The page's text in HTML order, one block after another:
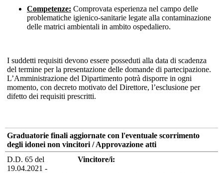
Competenze: Comprovata esperienza nel campo delle
problematiche igienico-sanitarie legate alla contaminazione
delle matrici ambientali in ambito ospedaliero.
I suddetti requisiti devono essere posseduti alla data di scadenza
del termine per la presentazione delle domande di partecipazione.
L’Amministrazione del Dipartimento potrà disporre in ogni
momento, con decreto motivato del Direttore, l’esclusione per
difetto dei requisiti prescritti.
Graduatorie finali aggiornate con l'eventuale scorrimento
degli idonei non vincitori / Approvazione atti
D.D. 65 del
19.04.2021 -
Vincitore/i: